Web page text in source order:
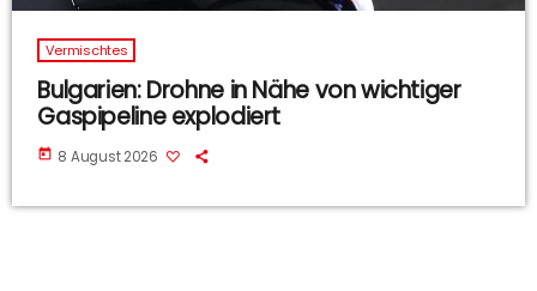
Vermischtes
Bulgarien: Drohne in Nähe von wichtiger
Gaspipeline explodiert
today 8 August 2026